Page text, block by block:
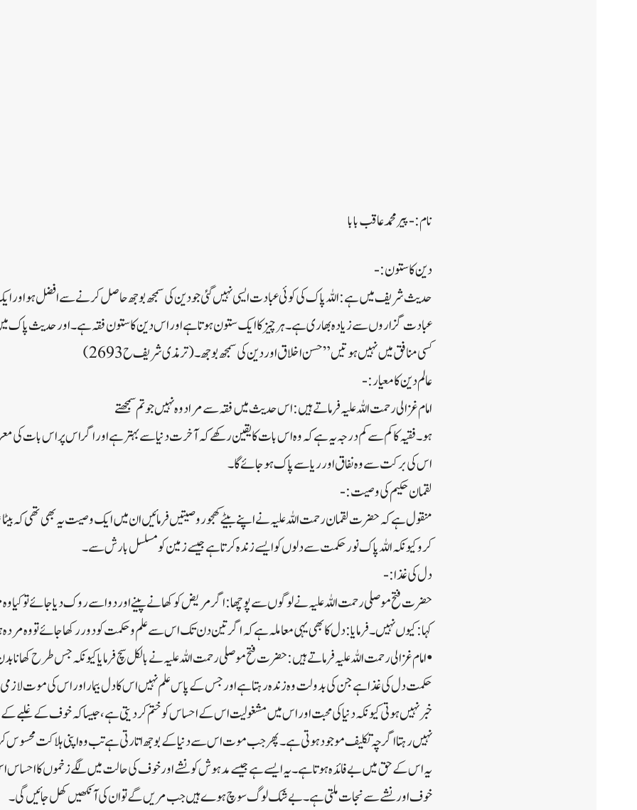
نام :- پیر محمد عاقب بابا
دین کا ستون:-
حدیث شریف میں ہے: اللہ پاک کی کوئی عبادت ایسی نہیں گئی جو دین کی سمجھ بوجھ حاصل کرنے سے افضل ہو اور ایک
عبادت گزاروں سے زیادہ بھاری ہے ۔ ہر چیز کا ایک ستون ہوتا ہے اور اس دین کا ستون فقہ ہے ۔ اور حدیث پاک
کسی منافق میں نہیں ہوتیں ” حسن اخلاق اور دین کی سمجھ بوجھ ۔( ترمذی شریف ح 2693)
عالم دین کا معیار:-
امام غزالی رحمت اللہ علیہ فرماتے ہیں: اس حدیث میں فقہ سے مراد وہ نہیں جو تم سمجھتے
ہو ۔ فقیہ کا کم سے کم درجہ یہ ہے کہ وہ اس بات کا یقین رکھے کہ آخرت دنیا سے بہتر ہے اور اگر اس پر اس بات کی
اس کی برکت سے وہ نفاق اور ریا سے پاک ہوجائے گا۔
لقمان حکیم کی وصیت:-
منقول ہے کہ حضرت لقمان رحمت اللہ علیہ نے اپنے بیٹے کھجور وصیتیں فرمائیں ان میں ایک وصیت یہ بھی تھی کہ بیٹا
کرو کیونکہ اللہ پاک نور حکمت سے دلوں کو ایسے زندہ کرتا ہے جیسے زمین کو مسلسل بارش سے۔
دل کی غذا:-
حضرت فتح موصلی رحمت اللہ علیہ نے لوگوں سے پوچھا: اگر مریض کو کھانے پینے اور دوا سے روک دیا جائے تو کیا
کہا: کیوں نہیں۔ فرمایا: دل کا بھی یہی معاملہ ہے کہ اگر تین دن تک اس سے علم و حکمت کو دور رکھا جائے تو وہ
• امام غزالی رحمت اللہ علیہ فرماتے ہیں: حضرت فتح موصلی رحمت اللہ علیہ نے با لکل سچ فرمایا کیونکہ جس طرح
حکمت دل کی غذا ہے جن کی بدولت وہ زندہ رہتا ہے اور جس کے پاس علم نہیں اس کا دل بیمار اور اس کی موت
خبر نہیں ہوتی کیونکہ دنیا کی محبت اور اس میں مشغولیت اس کے احساس کو ختم کر دیتی ہے ، جیسا کہ خوف کے غلبے
نہیں رہتا اگر چہ تکلیف موجود ہوتی ہے ۔ پھر جب موت اس سے دنیا کے بوجھ اتارتی ہے تب وہ اپنی ہلاکت محسوس
یہ اس کے حق میں بے فائدہ ہوتا ہے۔ یہ ایسے ہے جیسے مدہوش کو نشے اور خوف کی حالت میں لگے زخموں کا
خوف اور نشے سے نجات ملتی ہے۔ بے شک لوگ سوچ ہوے ہیں جب مریں گے تو ان کی آنکھیں کھل جائیں گی ۔